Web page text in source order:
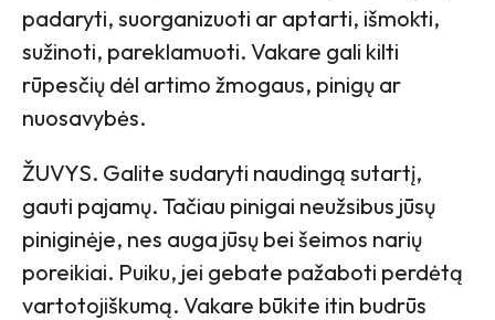
padaryti, suorganizuoti ar aptarti, išmokti,
sužinoti, pareklamuoti. Vakare gali kilti
rūpesčių dėl artimo žmogaus, pinigų ar
nuosavybės.
ŽUVYS. Galite sudaryti naudingą sutartį,
gauti pajamų. Tačiau pinigai neužsibus jūsų
piniginėje, nes auga jūsų bei šeimos narių
poreikiai. Puiku, jei gebate pažaboti perdėtą
vartotojiškumą. Vakare būkite itin budrūs